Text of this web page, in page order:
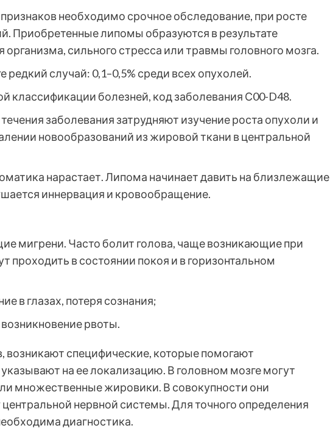
необходимо срочное обследование, при росте
Приобретенные липомы образуются в результате
сильного стресса или травмы головного мозга.
редкий случай: 0,1–0,5% среди всех опухолей.
классификации болезней, код заболевания С00-D48.
заболевания затрудняют изучение роста опухоли и
новообразований из жировой ткани в центральной
нарастает. Липома начинает давить на близлежащие
иннервация и кровообращение.
мигрени. Часто болит голова, чаще возникающие при
проходить в состоянии покоя и в горизонтальном
в глазах, потеря сознания;
рвоты.
специфические, которые помогают
на ее локализацию. В головном мозге могут
множественные жировики. В совокупности они
нервной системы. Для точного определения
диагностика.